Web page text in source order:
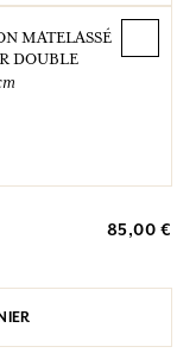
MATELASSÉ
DOUBLE
85,00 €